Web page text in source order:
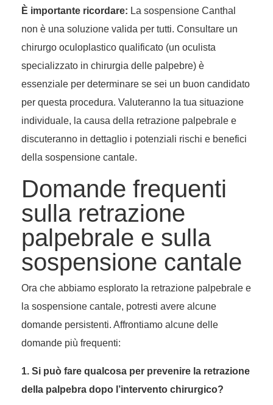
È importante ricordare: La sospensione Canthal
non è una soluzione valida per tutti. Consultare un
chirurgo oculoplastico qualificato (un oculista
specializzato in chirurgia delle palpebre) è
essenziale per determinare se sei un buon candidato
per questa procedura. Valuteranno la tua situazione
individuale, la causa della retrazione palpebrale e
discuteranno in dettaglio i potenziali rischi e benefici
della sospensione cantale.
Domande frequenti
sulla retrazione
palpebrale e sulla
sospensione cantale
Ora che abbiamo esplorato la retrazione palpebrale e
la sospensione cantale, potresti avere alcune
domande persistenti. Affrontiamo alcune delle
domande più frequenti:
1. Si può fare qualcosa per prevenire la retrazione
della palpebra dopo l’intervento chirurgico?